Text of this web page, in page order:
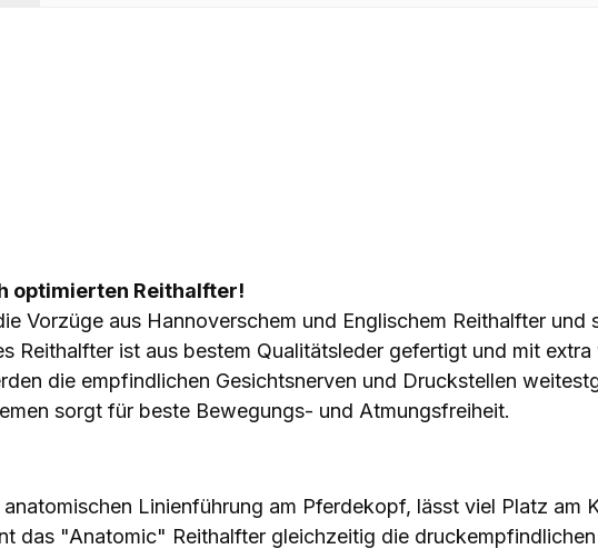
optimierten Reithalfter!
Vorzüge aus Hannoverschem und Englischem Reithalfter und
Reithalfter ist aus bestem Qualitätsleder gefertigt und mit
die empfindlichen Gesichtsnerven und Druckstellen
sorgt für beste Bewegungs- und Atmungsfreiheit.
Linienführung am Pferdekopf, lässt viel Platz am
das "Anatomic" Reithalfter gleichzeitig die